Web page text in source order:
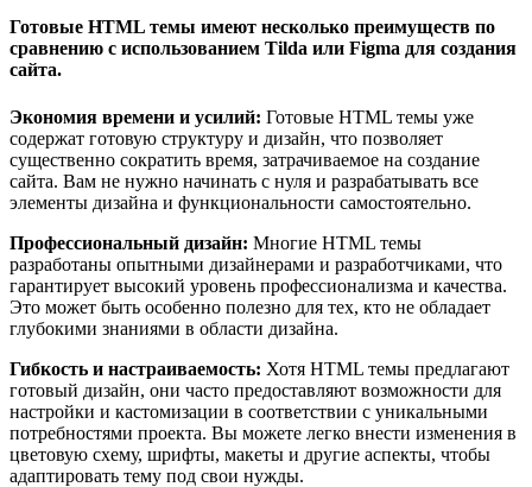
Готовые HTML темы имеют несколько преимуществ по
сравнению с использованием Tilda или Figma для создания
сайта.
Экономия времени и усилий: Готовые HTML темы уже
содержат готовую структуру и дизайн, что позволяет
существенно сократить время, затрачиваемое на создание
сайта. Вам не нужно начинать с нуля и разрабатывать все
элементы дизайна и функциональности самостоятельно.
Профессиональный дизайн: Многие HTML темы
разработаны опытными дизайнерами и разработчиками, что
гарантирует высокий уровень профессионализма и качества.
Это может быть особенно полезно для тех, кто не обладает
глубокими знаниями в области дизайна.
Гибкость и настраиваемость: Хотя HTML темы предлагают
готовый дизайн, они часто предоставляют возможности для
настройки и кастомизации в соответствии с уникальными
потребностями проекта. Вы можете легко внести изменения в
цветовую схему, шрифты, макеты и другие аспекты, чтобы
адаптировать тему под свои нужды.